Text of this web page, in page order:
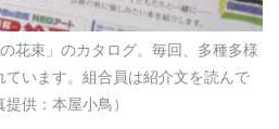
花束」のカタログ。毎回、多種多様
います。組合員は紹介文を読んで
供：本屋小鳥）